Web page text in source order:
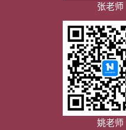
张老师
姚老师